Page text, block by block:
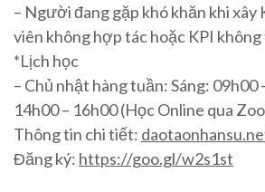
– Người đang gặp khó khăn khi xây
viên không hợp tác hoặc KPI không
*Lịch học
– Chủ nhật hàng tuần: Sáng: 09h00
14h00 – 16h00 (Học Online qua
Thông tin chi tiết:
Đăng ký: https://goo.gl/w2s1st